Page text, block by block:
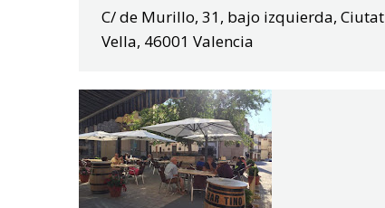
C/ de Murillo, 31, bajo izquierda, Ciutat
Vella, 46001 Valencia